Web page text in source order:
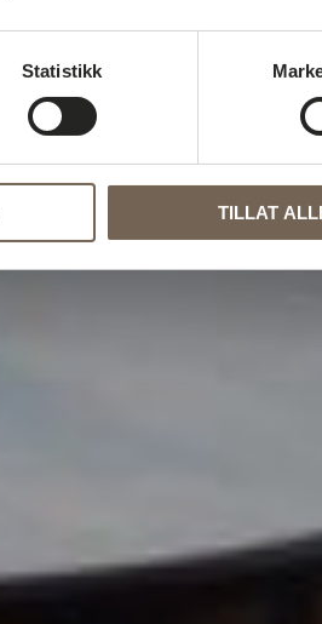
Statistikk
TILLAT